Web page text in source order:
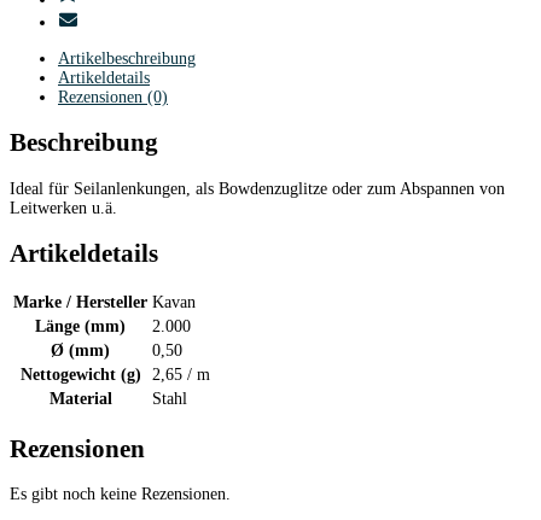
Artikelbeschreibung
Artikeldetails
Rezensionen (0)
Beschreibung
Ideal für Seilanlenkungen, als Bowdenzuglitze oder zum Abspannen von
Leitwerken u.ä.
Artikeldetails
Marke / Hersteller Kavan
Länge (mm)
2.000
Ø (mm)
0,50
Nettogewicht (g)
2,65 / m
Material
Stahl
Rezensionen
Es gibt noch keine Rezensionen.